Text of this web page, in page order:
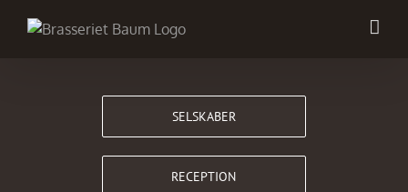
SELSKABER
RECEPTION